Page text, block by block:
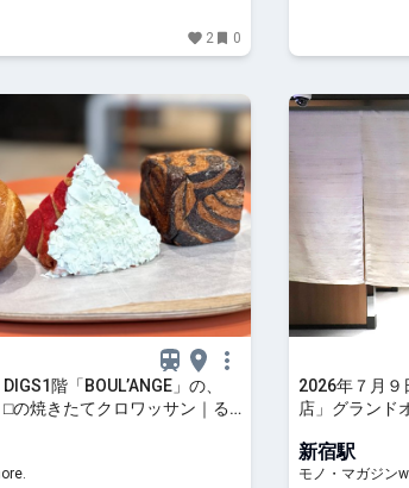
2 0
DIGS1階「BOUL’ANGE」の、
の焼きたてクロワッサン｜る
2026年７月９
店」グランド
新宿駅
モノ・マガジン